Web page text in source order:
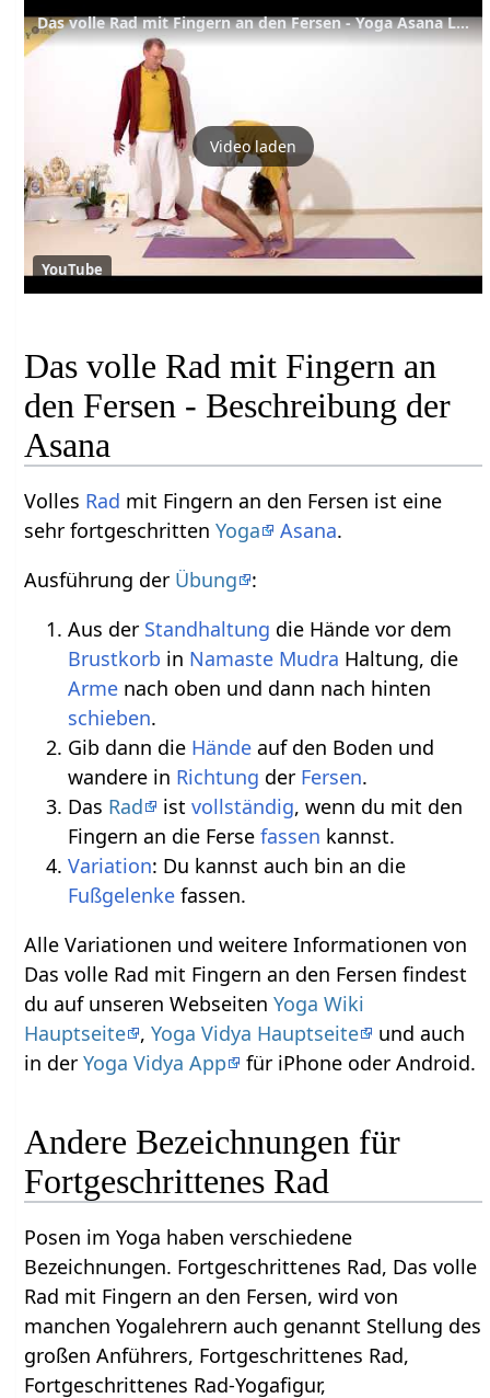
Das volle Rad mit Fingern an den Fersen - Yoga Asana Lexikon
Video laden
YouTube
Das volle Rad mit Fingern an
den Fersen - Beschreibung der
Asana
Volles Rad mit Fingern an den Fersen ist eine
sehr fortgeschrittenYoga Asana.
Ausführung der Übung
:
Aus der Standhaltung die Hände vor dem
Brustkorb in Namaste Mudra Haltung, die
Arme nach oben und dann nach hinten
schieben.
Gib dann die Hände auf den Boden und
wandere in Richtung der Fersen.
Das Rad istvollständig, wenn du mit den
Fingern an die Fersefassen kannst.
Variation: Du kannst auch bin an die
Fußgelenke fassen.
Alle Variationen und weitere Informationen von
Das volle Rad mit Fingern an den Fersen findest
du auf unseren WebseitenYoga Wiki
Hauptseite ,Yoga Vidya Hauptseite
und auch
in derYoga Vidya App für iPhone oder Android.
Andere Bezeichnungen für
Fortgeschrittenes Rad
Posen im Yoga haben verschiedene
Bezeichnungen. Fortgeschrittenes Rad, Das volle
Rad mit Fingern an den Fersen, wird von
manchen Yogalehrern auch genannt Stellung des
großen Anführers, Fortgeschrittenes Rad,
Fortgeschrittenes Rad-Yogafigur,